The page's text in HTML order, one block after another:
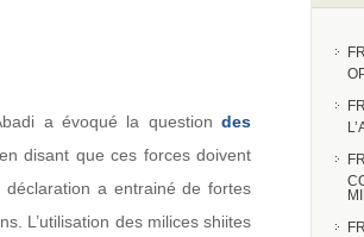
a évoqué la question des
en disant que ces forces doivent
a entrainé de fortes
L’utilisation des milices shiites